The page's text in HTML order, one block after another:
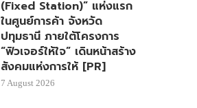
(Fixed Station)” แห่งแรก
ในศูนย์การค้า จังหวัด
ปทุมธานี ภายใต้โครงการ
“ฟิวเจอร์ให้ใจ” เดินหน้าสร้าง
สังคมแห่งการให้ [PR]
7 August 2026